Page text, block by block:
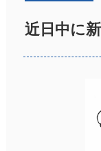
近日中に